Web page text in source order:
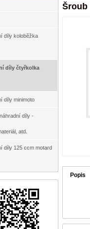
díly koloběžka
díly čtyřkolka
díly minimoto
díly -
atd.
díly 125 ccm motard
Šroub
Popis